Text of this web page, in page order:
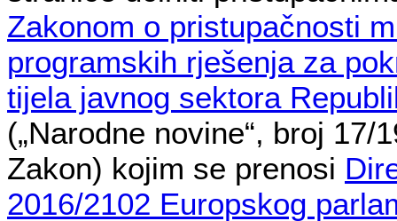
Zakonom o pristupačnosti
programskih rješenja za
tijela javnog sektora
(„Narodne novine“, broj 17/
Zakon) kojim se prenosi
2016/2102 Europskog